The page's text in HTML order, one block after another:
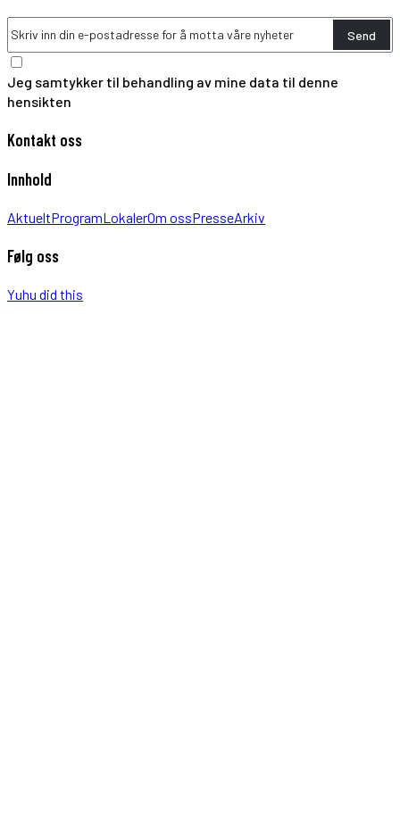
Send
Jeg samtykker til behandling av mine data til denne
hensikten
Kontakt oss
Innhold
AktueltProgramLokalerOm ossPresseArkiv
Følg oss
Yuhu did this